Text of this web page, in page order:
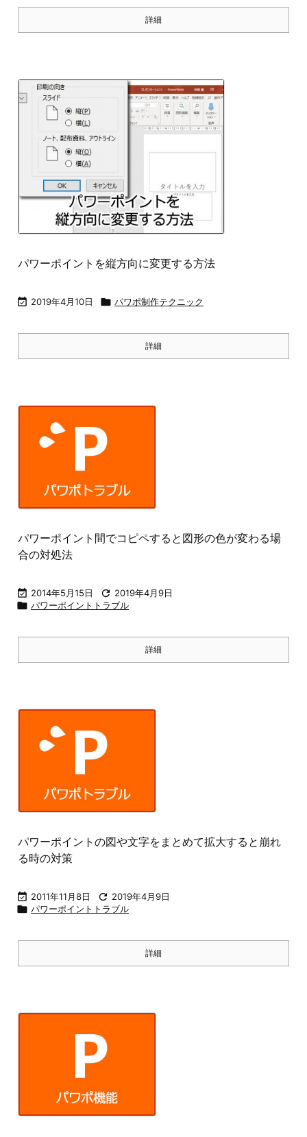
詳細
パワーポイントを縦方向に変更する方法
 2019年4月10日  パワポ制作テクニック
詳細
パワーポイント間でコピペすると図形の色が変わる場
合の対処法
 2014年5月15日  2019年4月9日
 パワーポイントトラブル
詳細
パワーポイントの図や文字をまとめて拡大すると崩れ
る時の対策
 2011年11月8日  2019年4月9日
 パワーポイントトラブル
詳細